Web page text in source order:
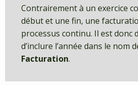
Contrairement à un exercice
début et une fin, une
processus continu. Il est donc
d’inclure l’année dans le nom
Facturation.